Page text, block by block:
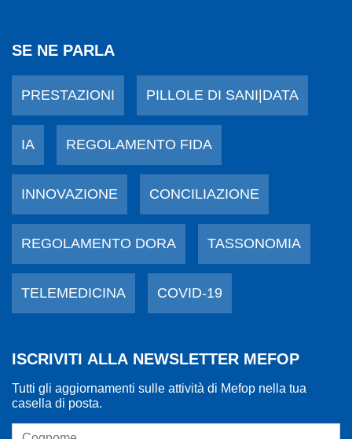
SE NE PARLA
PRESTAZIONI PILLOLE DI SANI|DATA
IA REGOLAMENTO FIDA
INNOVAZIONE CONCILIAZIONE
REGOLAMENTO DORA TASSONOMIA
TELEMEDICINA COVID-19
ISCRIVITI ALLA NEWSLETTER MEFOP
Tutti gli aggiornamenti sulle attività di Mefop nella tua
casella di posta.